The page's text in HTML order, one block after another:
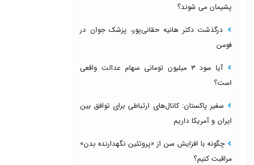
پشیمان می شوند؟
درگذشت دکتر هانیه حقانی‌پور، پزشک جوان در
فومن
آیا سود ۳ میلیون تومانی سهام عدالت واقعی
است؟
سفیر پاکستان: کانال‌های ارتباطی برای توافق بین
ایران و آمریکا داریم
چگونه با افزایش سن از «پروتئین نگهدارنده بدن»
مراقبت کنیم؟